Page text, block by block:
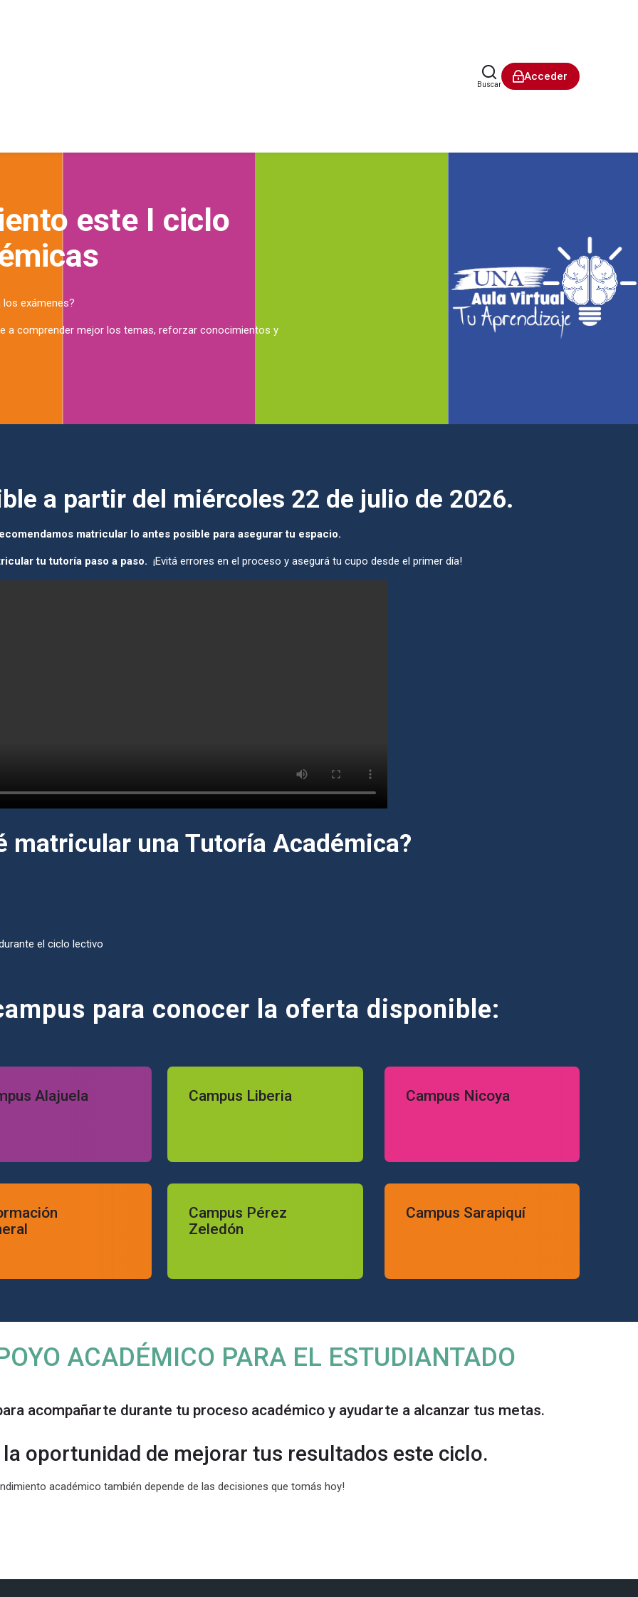
Buscar
Acceder
este I ciclo
los exámenes?
a comprender mejor los temas, reforzar conocimientos y
a partir del miércoles 22 de julio de 2026.
matricular lo antes posible para asegurar tu espacio.
tu tutoría paso a paso. ¡Evitá errores en el proceso y asegurá tu cupo desde el primer día!
matricular una Tutoría Académica?
el ciclo lectivo
para conocer la oferta disponible:
Alajuela
general
Campus Liberia
Campus Liberia
Campus Nicoya
Campus Nicoya
Campus Pérez
Zeledón
Campus Pérez Zeledón
Campus Sarapiquí
Campus Sarapiquí
ACADÉMICO PARA EL ESTUDIANTADO
acompañarte durante tu proceso académico y ayudarte a alcanzar tus metas.
la oportunidad de mejorar tus resultados este ciclo.
académico también depende de las decisiones que tomás hoy!